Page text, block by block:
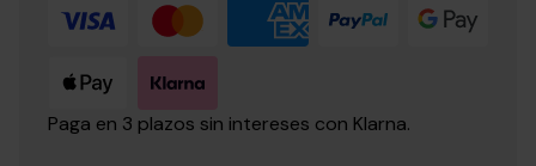
Paga en 3 plazos sin intereses con Klarna.